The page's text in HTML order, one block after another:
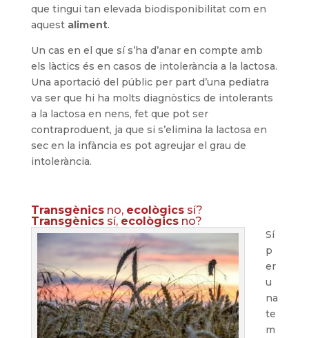
que tingui tan elevada biodisponibilitat com en
aquest aliment.
Un cas en el que sí s’ha d’anar en compte amb
els làctics és en casos de intolerància a la lactosa.
Una aportació del públic per part d’una pediatra
va ser que hi ha molts diagnòstics de intolerants
a la lactosa en nens, fet que pot ser
contraproduent, ja que si s’elimina la lactosa en
sec en la infància es pot agreujar el grau de
intolerància.
Transgènicsno, ecològicssí?
Transgènicssí, ecològicsno?
Sí
p
er
u
na
te
m